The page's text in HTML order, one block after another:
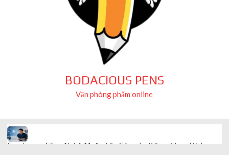
BODACIOUS PENS
Văn phòng phẩm online
Freelancer Công Nghệ Muốn Lên Công Ty Riêng: Chọn Dịch